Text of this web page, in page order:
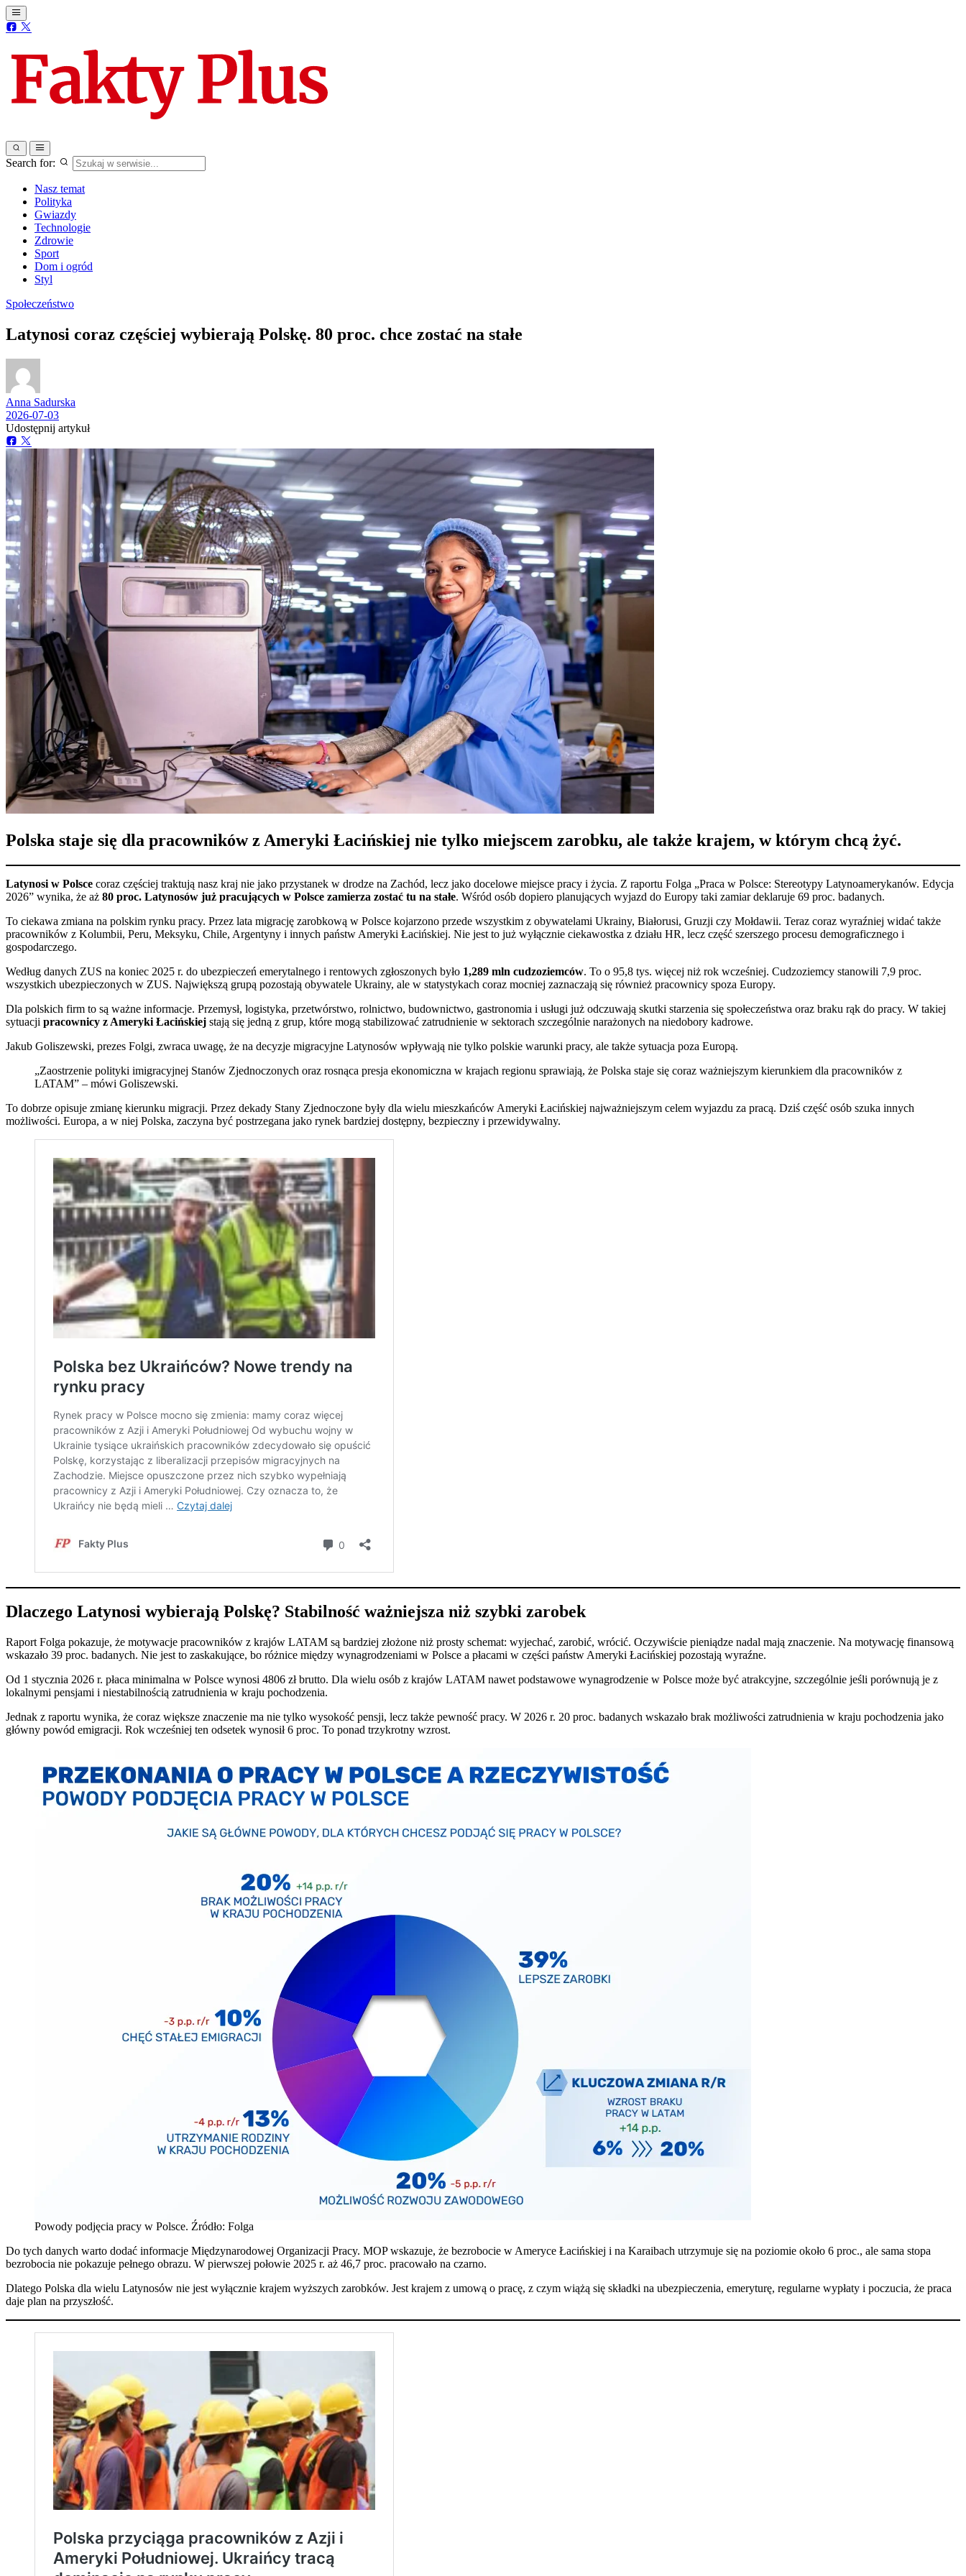
Search for:
Nasz temat
Polityka
Gwiazdy
Technologie
Zdrowie
Sport
Dom i ogród
Styl
Społeczeństwo
Latynosi coraz częściej wybierają Polskę. 80 proc. chce zostać na stałe
Anna Sadurska
2026-07-03
Udostępnij artykuł
Polska staje się dla pracowników z Ameryki Łacińskiej nie tylko miejscem zarobku, ale także krajem, w którym chcą żyć.
Latynosi w Polsce coraz częściej traktują nasz kraj nie jako przystanek w drodze na Zachód, lecz jako docelowe miejsce pracy i życia. Z raportu Folga „Praca w Polsce: Stereotypy Latynoamerykanów. Edycja
2026” wynika, że aż 80 proc. Latynosów już pracujących w Polsce zamierza zostać tu na stałe. Wśród osób dopiero planujących wyjazd do Europy taki zamiar deklaruje 69 proc. badanych.
To ciekawa zmiana na polskim rynku pracy. Przez lata migrację zarobkową w Polsce kojarzono przede wszystkim z obywatelami Ukrainy, Białorusi, Gruzji czy Mołdawii. Teraz coraz wyraźniej widać także
pracowników z Kolumbii, Peru, Meksyku, Chile, Argentyny i innych państw Ameryki Łacińskiej. Nie jest to już wyłącznie ciekawostka z działu HR, lecz część szerszego procesu demograficznego i
gospodarczego.
Według danych ZUS na koniec 2025 r. do ubezpieczeń emerytalnego i rentowych zgłoszonych było 1,289 mln cudzoziemców. To o 95,8 tys. więcej niż rok wcześniej. Cudzoziemcy stanowili 7,9 proc.
wszystkich ubezpieczonych w ZUS. Największą grupą pozostają obywatele Ukrainy, ale w statystykach coraz mocniej zaznaczają się również pracownicy spoza Europy.
Dla polskich firm to są ważne informacje. Przemysł, logistyka, przetwórstwo, rolnictwo, budownictwo, gastronomia i usługi już odczuwają skutki starzenia się społeczeństwa oraz braku rąk do pracy. W takiej
sytuacji pracownicy z Ameryki Łacińskiej stają się jedną z grup, które mogą stabilizować zatrudnienie w sektorach szczególnie narażonych na niedobory kadrowe.
Jakub Goliszewski, prezes Folgi, zwraca uwagę, że na decyzje migracyjne Latynosów wpływają nie tylko polskie warunki pracy, ale także sytuacja poza Europą.
„Zaostrzenie polityki imigracyjnej Stanów Zjednoczonych oraz rosnąca presja ekonomiczna w krajach regionu sprawiają, że Polska staje się coraz ważniejszym kierunkiem dla pracowników z
LATAM” – mówi Goliszewski.
To dobrze opisuje zmianę kierunku migracji. Przez dekady Stany Zjednoczone były dla wielu mieszkańców Ameryki Łacińskiej najważniejszym celem wyjazdu za pracą. Dziś część osób szuka innych
możliwości. Europa, a w niej Polska, zaczyna być postrzegana jako rynek bardziej dostępny, bezpieczny i przewidywalny.
Dlaczego Latynosi wybierają Polskę? Stabilność ważniejsza niż szybki zarobek
Raport Folga pokazuje, że motywacje pracowników z krajów LATAM są bardziej złożone niż prosty schemat: wyjechać, zarobić, wrócić. Oczywiście pieniądze nadal mają znaczenie. Na motywację finansową
wskazało 39 proc. badanych. Nie jest to zaskakujące, bo różnice między wynagrodzeniami w Polsce a płacami w części państw Ameryki Łacińskiej pozostają wyraźne.
Od 1 stycznia 2026 r. płaca minimalna w Polsce wynosi 4806 zł brutto. Dla wielu osób z krajów LATAM nawet podstawowe wynagrodzenie w Polsce może być atrakcyjne, szczególnie jeśli porównują je z
lokalnymi pensjami i niestabilnością zatrudnienia w kraju pochodzenia.
Jednak z raportu wynika, że coraz większe znaczenie ma nie tylko wysokość pensji, lecz także pewność pracy. W 2026 r. 20 proc. badanych wskazało brak możliwości zatrudnienia w kraju pochodzenia jako
główny powód emigracji. Rok wcześniej ten odsetek wynosił 6 proc. To ponad trzykrotny wzrost.
Powody podjęcia pracy w Polsce. Źródło: Folga
Do tych danych warto dodać informacje Międzynarodowej Organizacji Pracy. MOP wskazuje, że bezrobocie w Ameryce Łacińskiej i na Karaibach utrzymuje się na poziomie około 6 proc., ale sama stopa
bezrobocia nie pokazuje pełnego obrazu. W pierwszej połowie 2025 r. aż 46,7 proc. pracowało na czarno.
Dlatego Polska dla wielu Latynosów nie jest wyłącznie krajem wyższych zarobków. Jest krajem z umową o pracę, z czym wiążą się składki na ubezpieczenia, emeryturę, regularne wypłaty i poczucia, że praca
daje plan na przyszłość.